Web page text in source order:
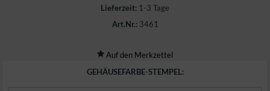
Lieferzeit: 1-3 Tage
Art.Nr.:3461
GEHÄUSEFARBE-STEMPEL: